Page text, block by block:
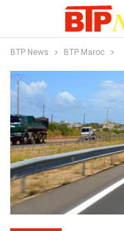
BTP News BTP Maroc